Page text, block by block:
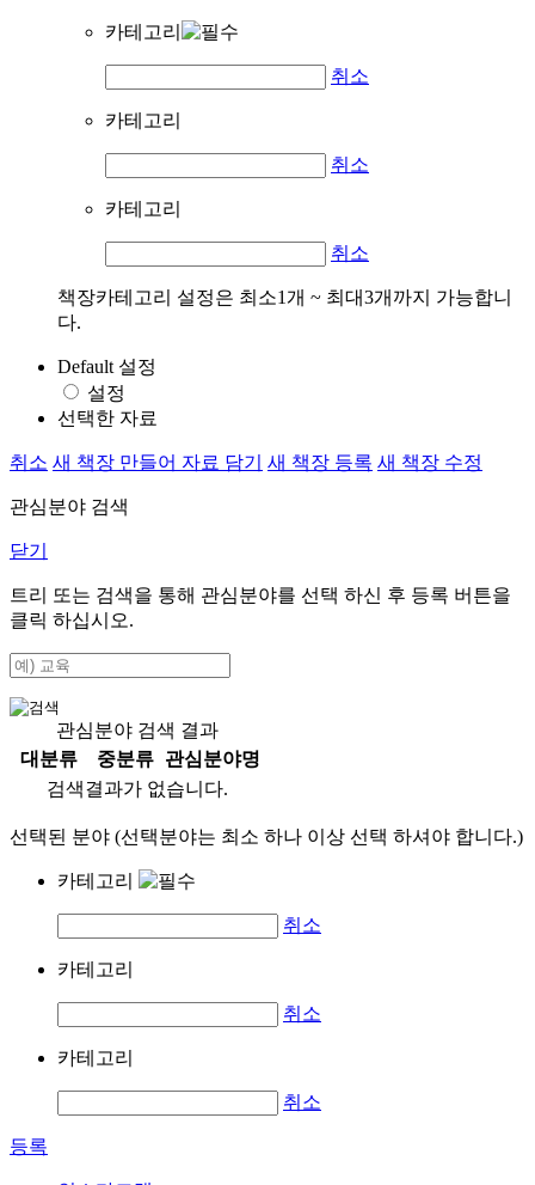
카테고리
취소
카테고리
취소
카테고리
취소
책장카테고리 설정은 최소1개 ~ 최대3개까지 가능합니
다.
Default 설정
설정
선택한 자료
취소 새 책장 만들어 자료 담기 새 책장 등록 새 책장 수정
관심분야 검색
닫기
트리 또는 검색을 통해 관심분야를 선택 하신 후 등록 버튼을
클릭 하십시오.
관심분야 검색 결과
대분류
중분류
관심분야명
검색결과가 없습니다.
선택된 분야 (선택분야는 최소 하나 이상 선택 하셔야 합니다.)
카테고리
취소
카테고리
취소
카테고리
취소
등록